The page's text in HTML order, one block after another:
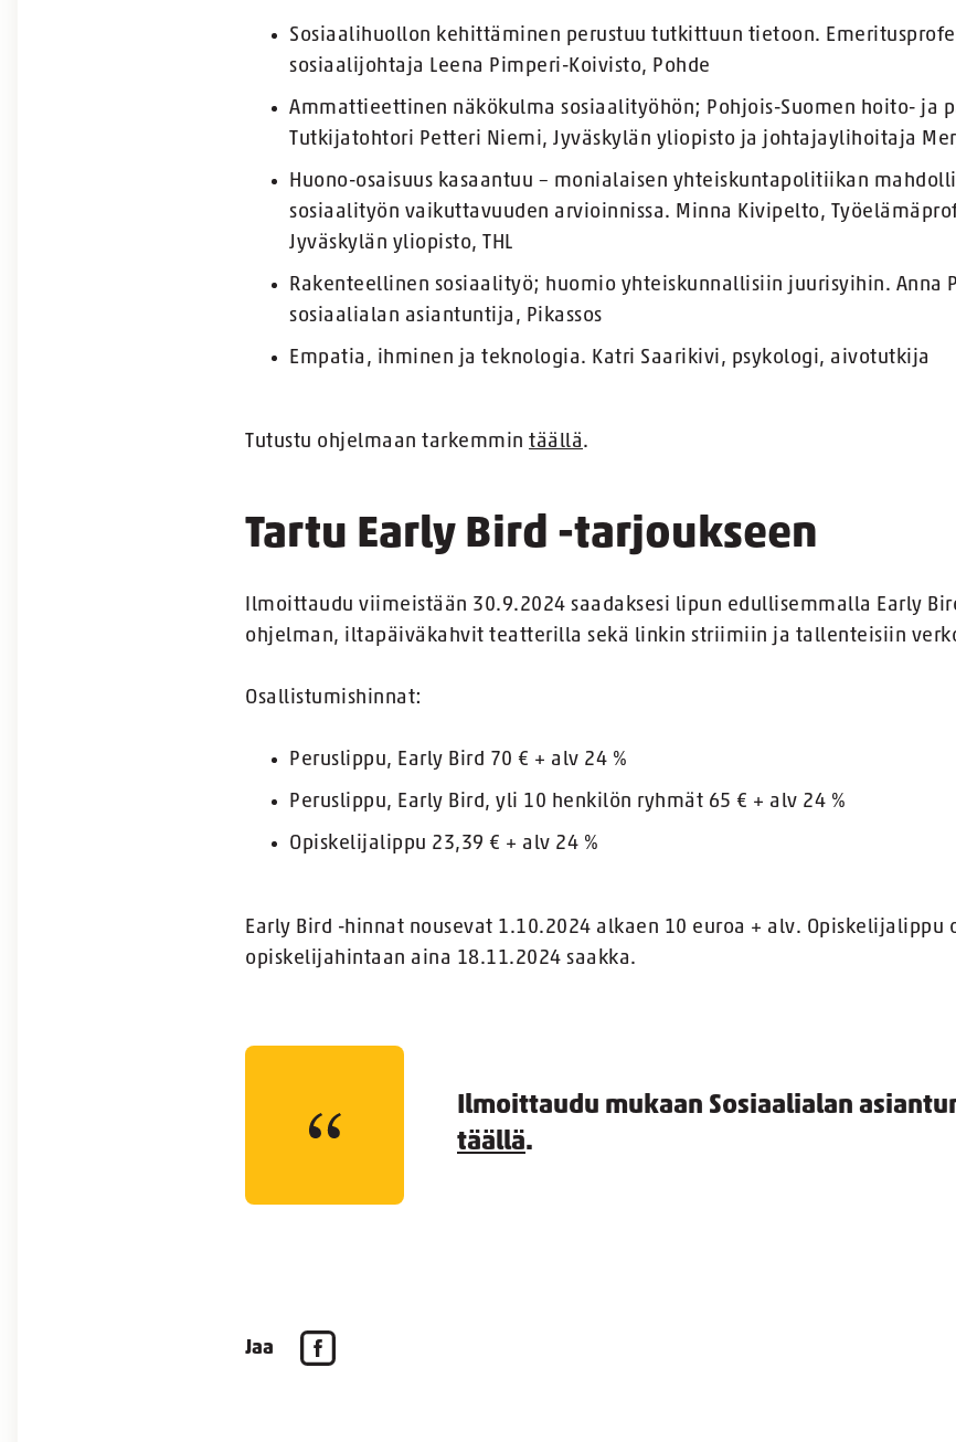
Sosiaalihuollon kehittäminen perustuu tutkittuun tietoon.
sosiaalijohtaja Leena Pimperi-Koivisto, Pohde
Ammattieettinen näkökulma sosiaalityöhön; Pohjois-Suomen hoito- ja
Tutkijatohtori Petteri Niemi, Jyväskylän yliopisto ja johtajaylihoitaja
Huono-osaisuus kasaantuu – monialaisen yhteiskuntapolitiikan
sosiaalityön vaikuttavuuden arvioinnissa. Minna Kivipelto,
Jyväskylän yliopisto, THL
Rakenteellinen sosiaalityö; huomio yhteiskunnallisiin juurisyihin. Anna
sosiaalialan asiantuntija, Pikassos
Empatia, ihminen ja teknologia. Katri Saarikivi, psykologi, aivotutkija
Tutustu ohjelmaan tarkemmin täällä.
Tartu Early Bird -tarjoukseen
Ilmoittaudu viimeistään 30.9.2024 saadaksesi lipun edullisemmalla Early
ohjelman, iltapäiväkahvit teatterilla sekä linkin striimiin ja tallenteisiin
Osallistumishinnat:
Peruslippu, Early Bird 70 € + alv 24 %
Peruslippu, Early Bird, yli 10 henkilön ryhmät 65 € + alv 24 %
Opiskelijalippu 23,39 € + alv 24 %
Early Bird -hinnat nousevat 1.10.2024 alkaen 10 euroa + alv. Opiskelijalippu
opiskelijahintaan aina 18.11.2024 saakka.
Ilmoittaudu mukaan Sosiaalialan
täällä.
Jaa